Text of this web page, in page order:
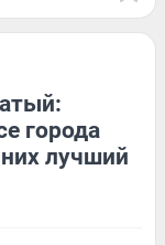
города
лучший